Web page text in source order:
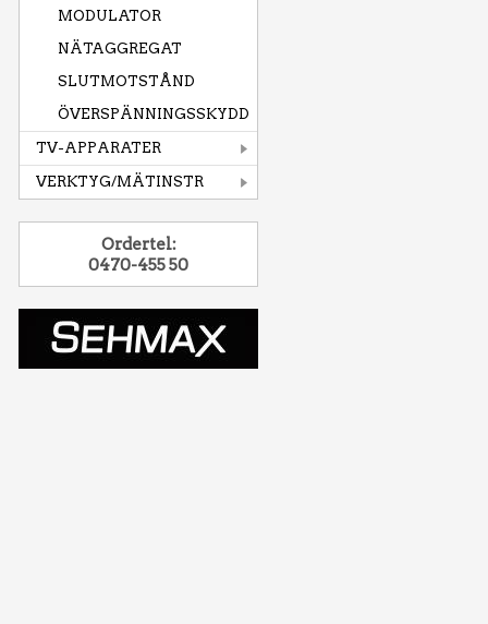
MODULATOR
NÄTAGGREGAT
SLUTMOTSTÅND
ÖVERSPÄNNINGSSKYDD
TV-APPARATER
VERKTYG/MÄTINSTR
Ordertel:
0470-455 50